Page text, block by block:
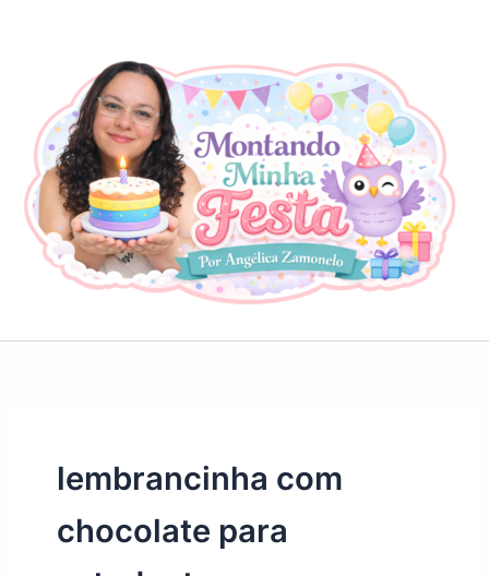
lembrancinha com
chocolate para